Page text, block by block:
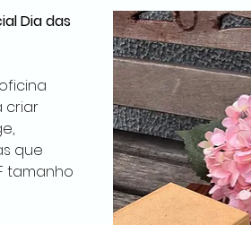
Dia das
criar
que
tamanho